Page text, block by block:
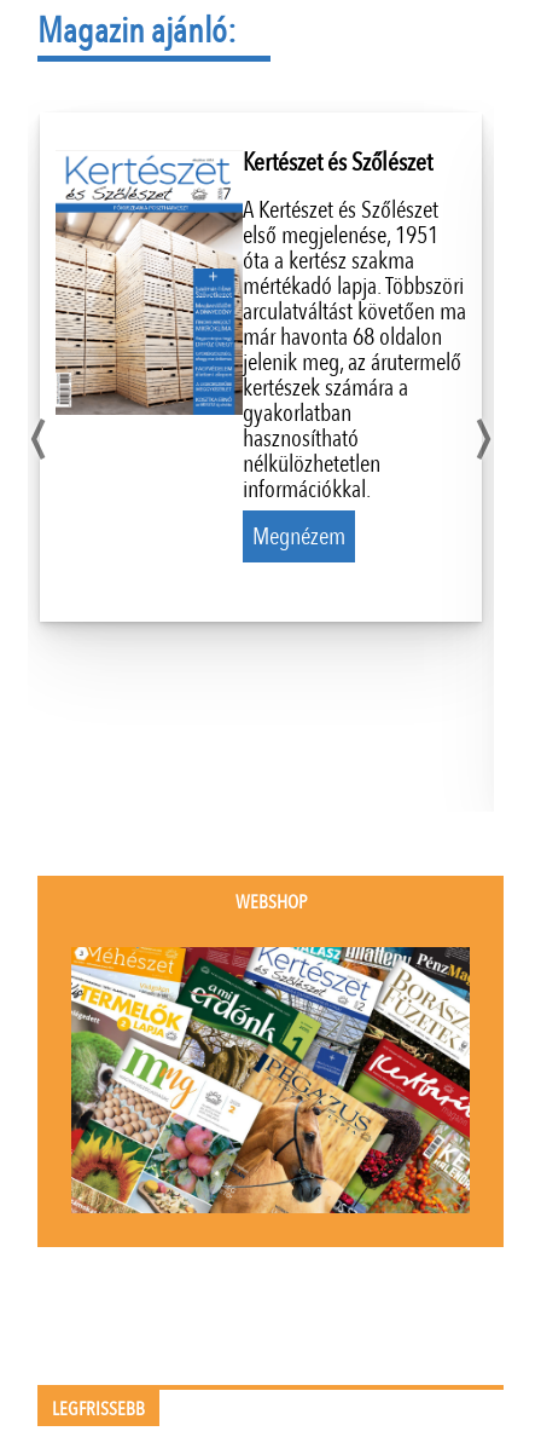
Magazin ajánló:
Kertészet és Szőlészet
A Kertészet és Szőlészet
első megjelenése, 1951
óta a kertész szakma
mértékadó lapja. Többszöri
arculatváltást követően ma
már havonta 68 oldalon
jelenik meg, az árutermelő
kertészek számára a
gyakorlatban
hasznosítható
nélkülözhetetlen
információkkal.
Megnézem
‹ ›
WEBSHOP
LEGFRISSEBB